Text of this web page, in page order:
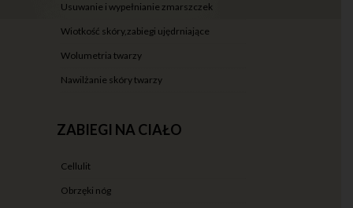
usuwanie i wypełnianie zmarszczek
wiotkość skóry,zabiegi ujędrniające
wolumetria twarzy
nawilżanie skóry twarzy
ZABIEGI NA CIAŁO
cellulit
obrzęki nóg